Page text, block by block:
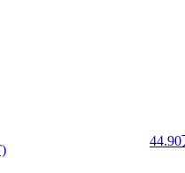
44.90